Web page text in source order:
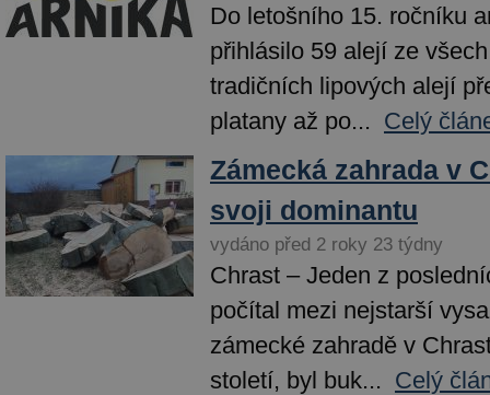
Do letošního 15. ročníku
přihlásilo 59 alejí ze
tradičních lipových alejí
platany až po... Celý
Zámecká zahrada v
svoji dominantu
vydáno před 2 roky 23 týdny
Chrast – Jeden z
počítal mezi nejstarší
zámecké zahradě v
století, byl buk... Celý